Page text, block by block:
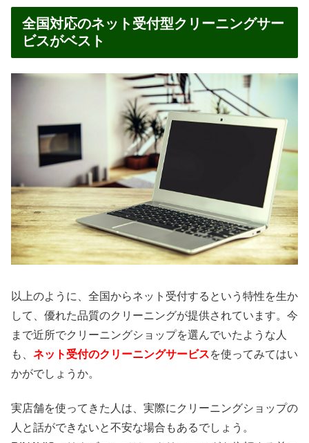
全国対応のネット受付型クリーニングサー
ビスがベスト
以上のように、全国からネット受付するという特性を生か
して、優れた品質のクリーニングが提供されています。今
まで近所でクリーニングショップを選んでいたような人
も、 ネット受付のクリーニングサービスを使ってみてはい
かがでしょうか。
実店舗を使ってきた人は、実際にクリーニングショップの
人と話ができないと不安な場合もあるでしょう。